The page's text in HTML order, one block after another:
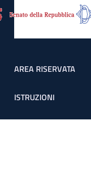
Footer menu
AREA RISERVATA
ISTRUZIONI